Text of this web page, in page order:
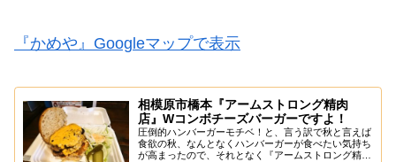
『かめや』Googleマップで表示
相模原市橋本『アームストロング精肉
店』Wコンボチーズバーガーですよ！
圧倒的ハンバーガーモチベ！と、言う訳で秋と言えば
食欲の秋、なんとなくハンバーガーが食べたい気持ち
が高まったので、それとなく『アームストロング精肉